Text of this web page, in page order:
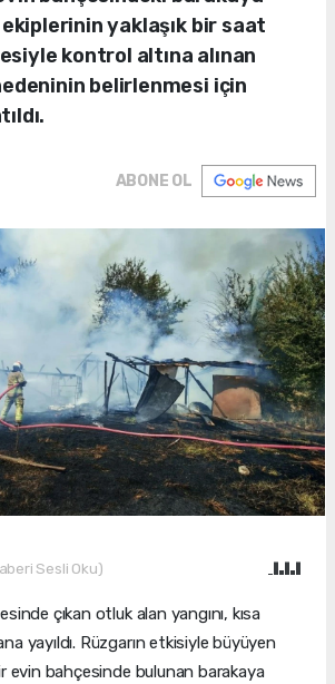
yaklaşık bir saat
kontrol altına alınan
nedeninin belirlenmesi için
ABONE OL
Sesli Oku)
çıkan otluk alan yangını, kısa
yayıldı. Rüzgarın etkisiyle büyüyen
evin bahçesinde bulunan barakaya